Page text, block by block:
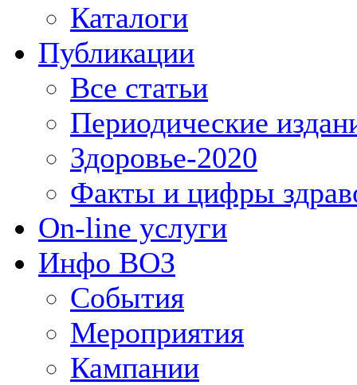
Каталоги
Публикации
Все статьи
Периодические
Здоровье-2020
Факты и цифры
On-line услуги
Инфо ВОЗ
События
Мероприятия
Кампании